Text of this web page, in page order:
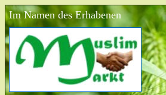
Im Namen des Erhabenen